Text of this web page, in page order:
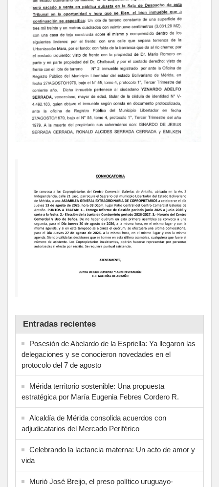
Entradas recientes
Posesión de Abelardo de la Espriella: Ya llegaron las
delegaciones y se conocieron novedades en el
protocolo del 7 de agosto
Mérida territorio sostenible: Una propuesta
estratégica por María Eugenia Febres Cordero R.
Alcaldía de Mérida consolida acuerdos con
adjudicatarios del Mercado Periférico
Celebrando la lactancia materna: Un acto de amor y
vida
Murió José Breijo, el preso político uruguayo-